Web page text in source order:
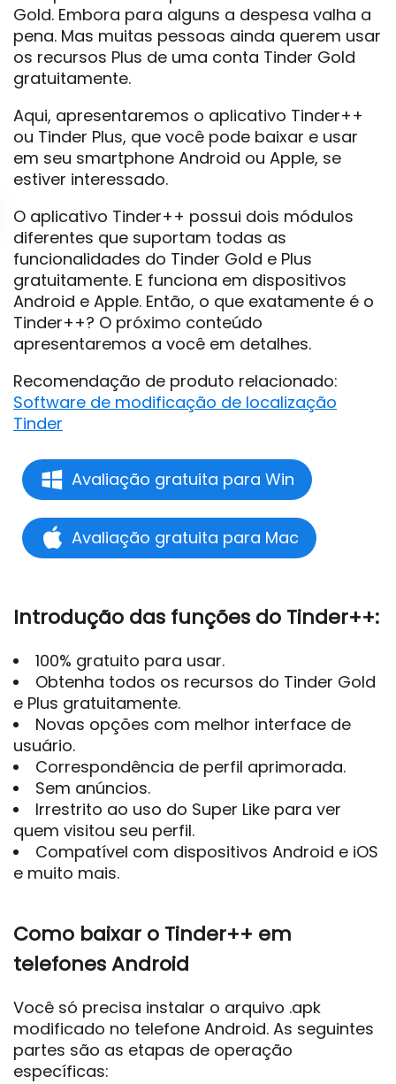
Gold. Embora para alguns a despesa valha a
pena. Mas muitas pessoas ainda querem usar
os recursos Plus de uma conta Tinder Gold
gratuitamente.
Aqui, apresentaremos o aplicativo Tinder++
ou Tinder Plus, que você pode baixar e usar
em seu smartphone Android ou Apple, se
estiver interessado.
O aplicativo Tinder++ possui dois módulos
diferentes que suportam todas as
funcionalidades do Tinder Gold e Plus
gratuitamente. E funciona em dispositivos
Android e Apple. Então, o que exatamente é o
Tinder++? O próximo conteúdo
apresentaremos a você em detalhes.
Recomendação de produto relacionado:
Software de modificação de localização
Tinder
Avaliação gratuita para Win
Avaliação gratuita para Mac
Introdução das funções do Tinder++:
100% gratuito para usar.
Obtenha todos os recursos do Tinder Gold
e Plus gratuitamente.
Novas opções com melhor interface de
usuário.
Correspondência de perfil aprimorada.
Sem anúncios.
Irrestrito ao uso do Super Like para ver
quem visitou seu perfil.
Compatível com dispositivos Android e iOS
e muito mais.
Como baixar o Tinder++ em
telefones Android
Você só precisa instalar o arquivo .apk
modificado no telefone Android. As seguintes
partes são as etapas de operação
específicas: